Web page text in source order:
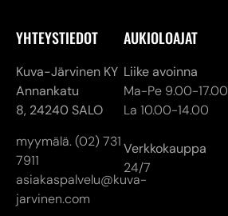
YHTEYSTIEDOT
Kuva-Järvinen KY
Annankatu
8, 24240 SALO
myymälä. (02) 731
7911
asiakaspalvelu@kuva-
jarvinen.com
AUKIOLOAJAT
Liike avoinna
Ma-Pe 9.00-17.00
La 10.00-14.00
Verkkokauppa
24/7